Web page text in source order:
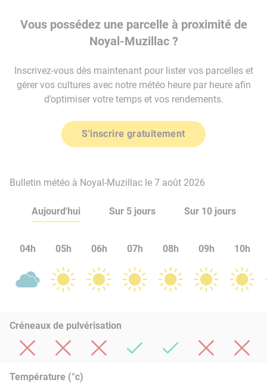
Vous possédez une parcelle à proximité de
Noyal-Muzillac ?
Inscrivez-vous dès maintenant pour lister vos parcelles et
gérer vos cultures avec notre météo heure par heure afin
d’optimiser votre temps et vos rendements.
S'inscrire gratuitement
Bulletin météo à Noyal-Muzillac le 7 août 2026
Aujourd'hui Sur 5 jours Sur 10 jours
04h 05h 06h 07h 08h 09h 10h
Créneaux de pulvérisation
Température (°c)